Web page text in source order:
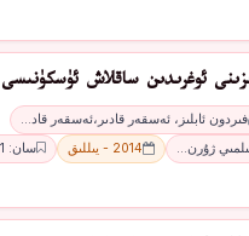
ئوغرىدىن ساقلاش
فىردون ئابلىز، ئەسقەر قادىر،ئەسقەر قاد…
ژۇرن…
2014 - يىللىق
سان: 1 - سان